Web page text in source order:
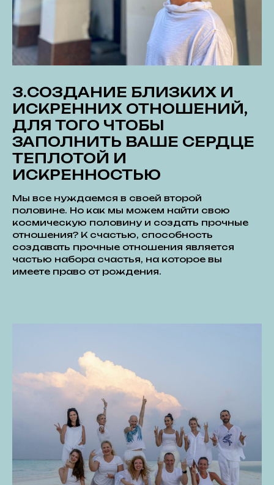
3.СОЗДАНИЕ БЛИЗКИХ И
ИСКРЕННИХ ОТНОШЕНИЙ,
ДЛЯ ТОГО ЧТОБЫ
ЗАПОЛНИТЬ ВАШЕ СЕРДЦЕ
ТЕПЛОТОЙ И
ИСКРЕННОСТЬЮ
Мы все нуждаемся в своей второй
половине. Но как мы можем найти свою
космическую половину и создать прочные
отношения? К счастью, способность
создавать прочные отношения является
частью набора счастья, на которое вы
имеете право от рождения.